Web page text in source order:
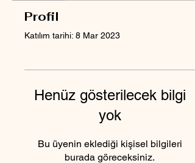
Profil
Katılım tarihi: 8 Mar 2023
Henüz gösterilecek bilgi
yok
Bu üyenin eklediği kişisel bilgileri
burada göreceksiniz.